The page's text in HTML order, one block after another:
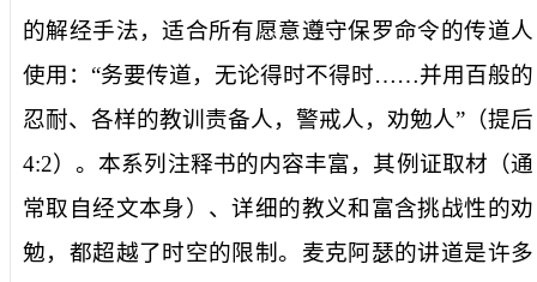
的解经手法，适合所有愿意遵守保罗命令的传道人
使用：“务要传道，无论得时不得时……并用百般的
忍耐、各样的教训责备人，警戒人，劝勉人”（提后
4:2）。本系列注释书的内容丰富，其例证取材（通
常取自经文本身）、详细的教义和富含挑战性的劝
勉，都超越了时空的限制。麦克阿瑟的讲道是许多